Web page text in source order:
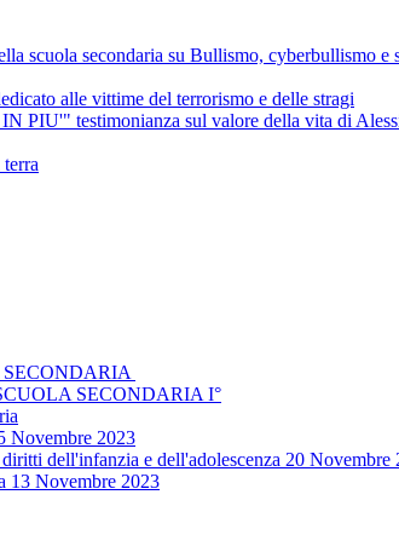
scuola secondaria su Bullismo, cyberbullismo e
alle vittime del terrorismo e delle stragi
PIU'" testimonianza sul valore della vita di
SECONDARIA I°
Novembre 2023
dell'infanzia e dell'adolescenza 20 Novembre
13 Novembre 2023